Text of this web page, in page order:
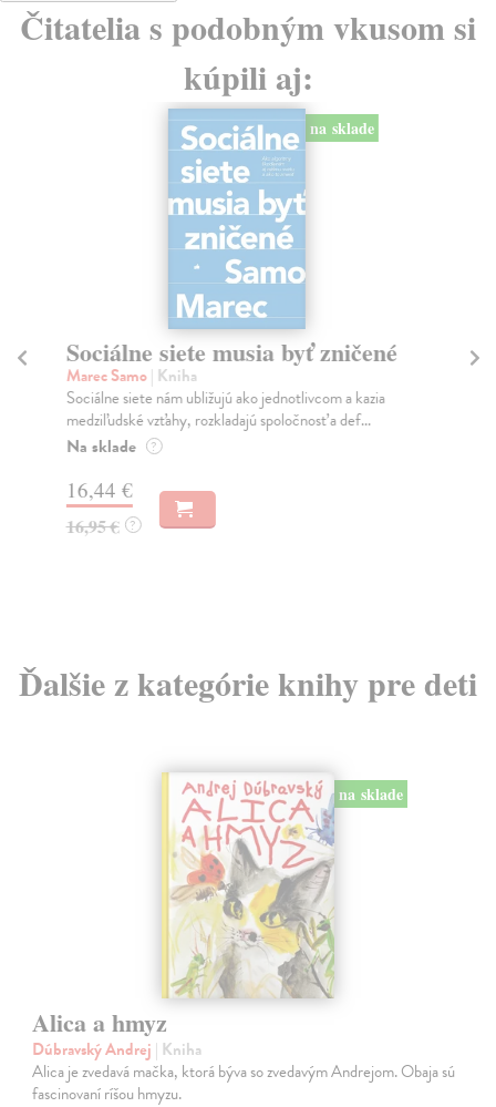
Čitatelia s podobným vkusom si
kúpili aj:
na sklade
Sociálne siete musia byť zničené
Marec Samo| Kniha
Sociálne siete nám ubližujú ako jednotlivcom a kazia
medziľudské vzťahy, rozkladajú spoločnosť a def...
Na sklade ?
16,44 €
16,95 € ?
Ďalšie z kategórie knihy pre deti
na sklade
Alica a hmyz
Dúbravský Andrej | Kniha
Alica je zvedavá mačka, ktorá býva so zvedavým Andrejom. Obaja sú
fascinovaní ríšou hmyzu.